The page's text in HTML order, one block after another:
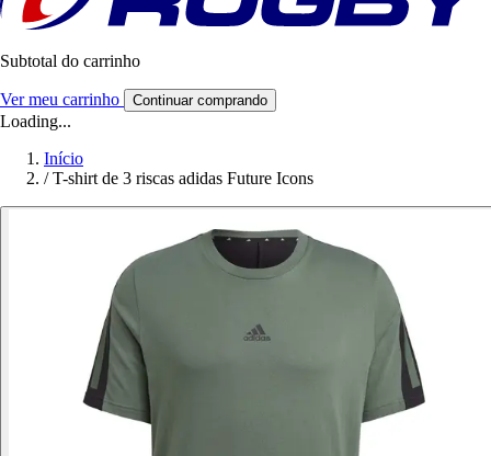
Subtotal do carrinho
Ver meu carrinho Continuar comprando
Loading...
Início
/ T-shirt de 3 riscas adidas Future Icons